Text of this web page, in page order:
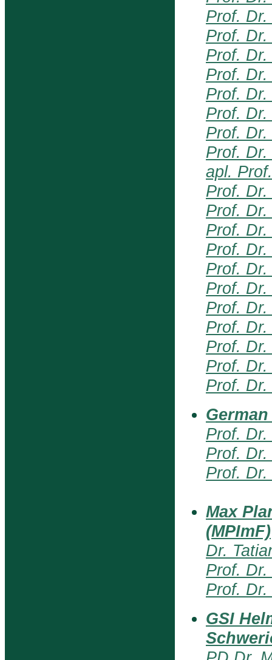
Prof.
Prof.
Prof.
Prof.
Prof.
Prof.
Prof.
Prof.
apl.
Prof.
Prof.
Prof.
Prof.
Prof.
Prof.
Prof.
Prof.
Prof.
Prof.
Prof.
Prof.
Prof.
Prof.
Max
(MPImF)
Dr.
Prof.
Prof.
GSI